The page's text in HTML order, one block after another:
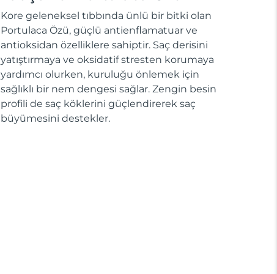
Kore geleneksel tıbbında ünlü bir bitki olan
Portulaca Özü, güçlü antienflamatuar ve
antioksidan özelliklere sahiptir. Saç derisini
yatıştırmaya ve oksidatif stresten korumaya
yardımcı olurken, kuruluğu önlemek için
sağlıklı bir nem dengesi sağlar. Zengin besin
profili de saç köklerini güçlendirerek saç
büyümesini destekler.